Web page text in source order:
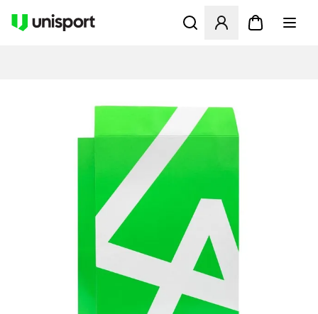
Åbner en Modal til at